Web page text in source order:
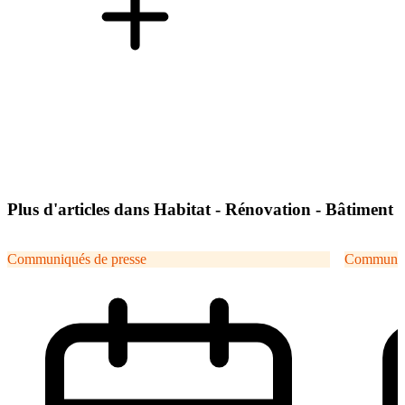
Plus d'articles dans Habitat - Rénovation - Bâtiment
Communiqués de presse